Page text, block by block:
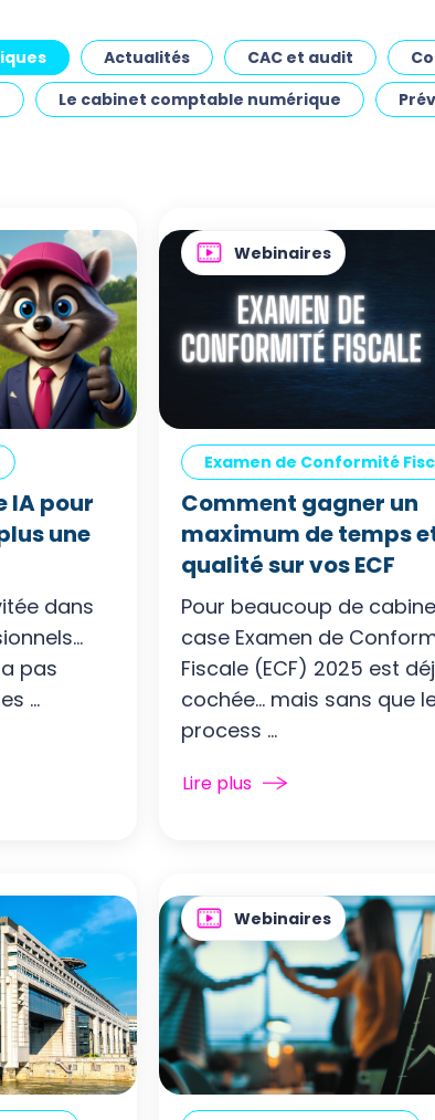
comptables
Demander une démo
Actualités CAC et audit
Le cabinet comptable numérique
IA pour
une
dans
pas
...
Webinaires
Examen de Conformité
Comment gagner un
maximum de temps
qualité sur vos ECF
Pour beaucoup de
case Examen de
Fiscale (ECF) 2025 est
cochée… mais sans que
process ...
Lire plus
Webinaires